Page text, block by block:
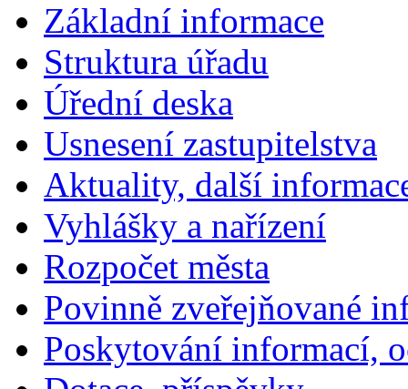
Základní informace
Struktura úřadu
Úřední deska
Usnesení zastupitelstva
Aktuality, další
Vyhlášky a nařízení
Rozpočet města
Povinně zveřejňované
Poskytování informací,